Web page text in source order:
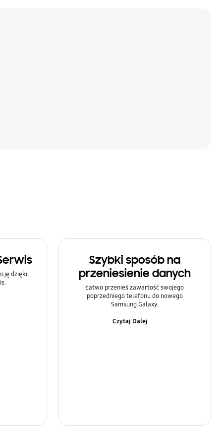
dzięki
Szybki sposób na
przeniesienie danych
Łatwo przenieś zawartość swojego
poprzedniego telefonu do nowego
Samsung Galaxy.
Czytaj Dalej